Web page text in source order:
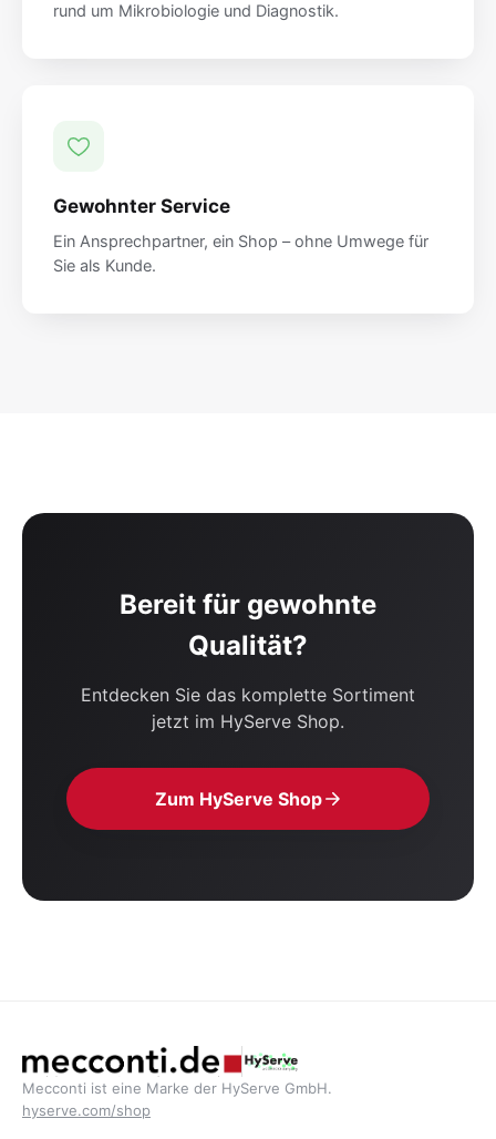
rund um Mikrobiologie und Diagnostik.
Gewohnter Service
Ein Ansprechpartner, ein Shop – ohne Umwege für
Sie als Kunde.
Bereit für gewohnte
Qualität?
Entdecken Sie das komplette Sortiment
jetzt im HyServe Shop.
Zum HyServe Shop
Mecconti ist eine Marke der HyServe GmbH.
hyserve.com/shop